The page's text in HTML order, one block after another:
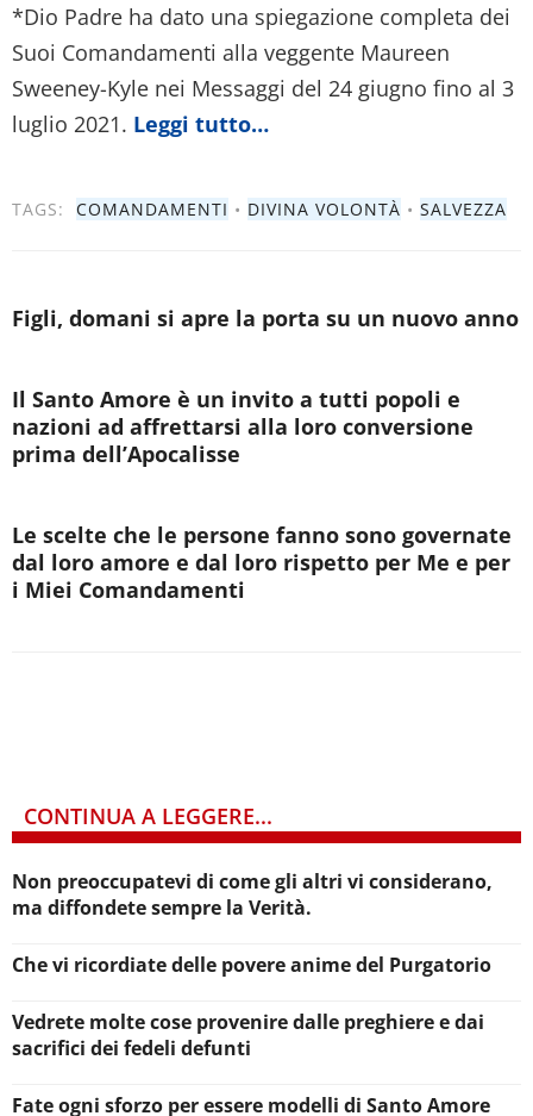
*Dio Padre ha dato una spiegazione completa dei
Suoi Comandamenti alla veggente Maureen
Sweeney-Kyle nei Messaggi del 24 giugno fino al 3
luglio 2021. Leggi tutto…
TAGS: COMANDAMENTI • DIVINA VOLONTÀ • SALVEZZA
Figli, domani si apre la porta su un nuovo anno
Il Santo Amore è un invito a tutti popoli e
nazioni ad affrettarsi alla loro conversione
prima dell’Apocalisse
Le scelte che le persone fanno sono governate
dal loro amore e dal loro rispetto per Me e per
i Miei Comandamenti
CONTINUA A LEGGERE...
Non preoccupatevi di come gli altri vi considerano,
ma diffondete sempre la Verità.
Che vi ricordiate delle povere anime del Purgatorio
Vedrete molte cose provenire dalle preghiere e dai
sacrifici dei fedeli defunti
Fate ogni sforzo per essere modelli di Santo Amore